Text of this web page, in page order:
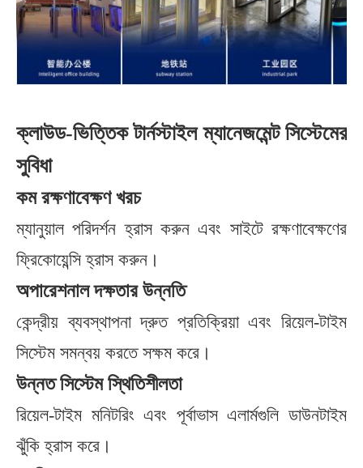
ক্লাউড-ভিত্তিক টার্নস্টাইল ম্যানেজমেন্ট সিস্টেমের
সুবিধা
কম রক্ষণাবেক্ষণ খরচ
ম্যানুয়াল পরিদর্শন হ্রাস করুন এবং সাইটে রক্ষণাবেক্ষণের
ফ্রিকোয়েন্সি হ্রাস করুন।
অপারেশনাল দক্ষতার উন্নতি
কেন্দ্রীয় ব্যবস্থাপনা দ্রুত প্রতিক্রিয়া এবং রিয়েল-টাইম
সিস্টেম সমন্বয় করতে সক্ষম করে।
উন্নত সিস্টেম স্থিতিশীলতা
রিয়েল-টাইম মনিটরিং এবং পূর্বাভাস এলার্মগুলি ডাউনটাইম
ঝুঁকি হ্রাস করে।